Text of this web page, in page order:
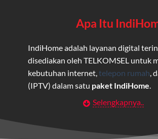
Apa Itu
IndiHome adalah layanan digital
disediakan oleh TELKOMSEL untuk
kebutuhan internet, telepon rumah ,
(IPTV) dalam satu paket IndiHome
Layanan Wifi Indihome ini dirancang
maupun individu yang
Selengkapnya..